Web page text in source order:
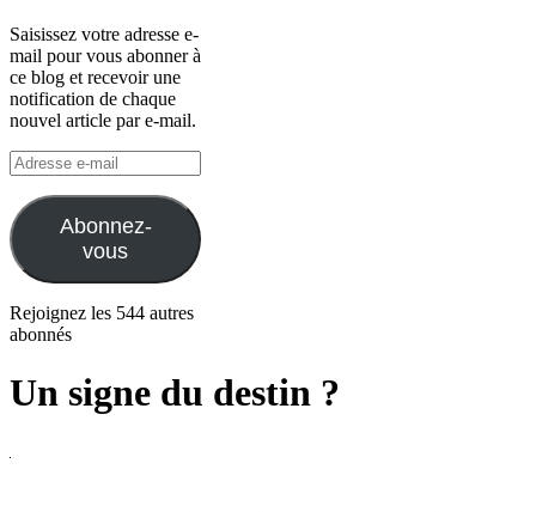
Saisissez votre adresse e-
mail pour vous abonner à
ce blog et recevoir une
notification de chaque
nouvel article par e-mail.
Adresse
e-
mail
Abonnez-
vous
Rejoignez les 544 autres
abonnés
Un signe du destin ?